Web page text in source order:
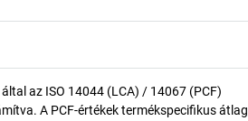
az ISO 14044 (LCA) / 14067 (PCF)
A PCF-értékek termékspecifikus